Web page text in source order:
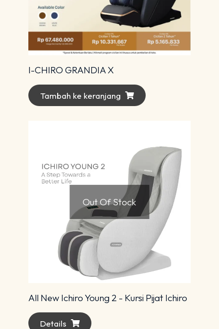
I-CHIRO GRANDIA X
Tambah ke keranjang
Out Of Stock
All New Ichiro Young 2 - Kursi Pijat Ichiro
Details